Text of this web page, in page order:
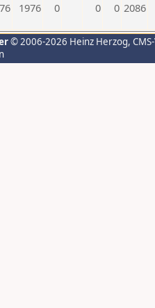
1976 0 0 0 2086
© 2006-2026 Heinz Herzog,